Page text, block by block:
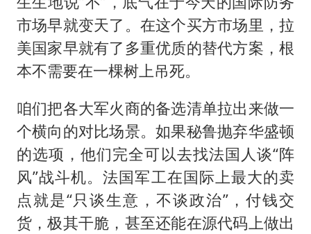
市场早就变天了。在这个买方市场里，拉
美国家早就有了多重优质的替代方案，根
本不需要在一棵树上吊死。
咱们把各大军火商的备选清单拉出来做一
个横向的对比场景。如果秘鲁抛弃华盛顿
的选项，他们完全可以去找法国人谈“阵
风”战斗机。法国军工在国际上最大的卖
点就是“只谈生意，不谈政治”，付钱交
货，极其干脆，甚至还能在源代码上做出